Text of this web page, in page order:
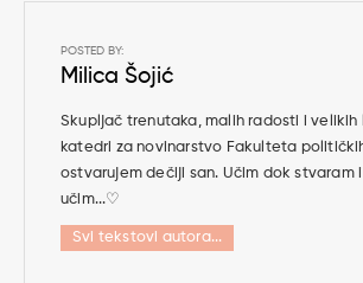
POSTED BY:
Milica Šojić
Skupljač trenutaka, malih radosti i velikih
katedri za novinarstvo Fakulteta
ostvarujem dečiji san. Učim dok stvaram
učim...♡
Svi tekstovi autora...